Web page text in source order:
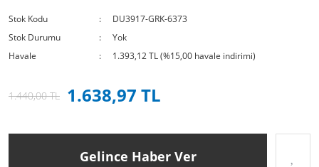
Stok Kodu
DU3917-GRK-6373
Stok Durumu
Yok
Havale
1.393,12 TL (%15,00 havale indirimi)
1.440,00 TL 1.638,97 TL
Gelince Haber Ver